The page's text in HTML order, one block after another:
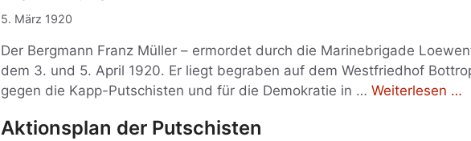
5. März 1920
Der Bergmann Franz Müller – ermordet durch die Marinebrigade
dem 3. und 5. April 1920. Er liegt begraben auf dem Westfriedhof
gegen die Kapp-Putschisten und für die Demokratie in … Weiterlesen …
Aktionsplan der Putschisten